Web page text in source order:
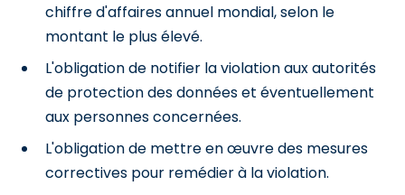
chiffre d'affaires annuel mondial, selon le
montant le plus élevé.
L'obligation de notifier la violation aux autorités
de protection des données et éventuellement
aux personnes concernées.
L'obligation de mettre en œuvre des mesures
correctives pour remédier à la violation.